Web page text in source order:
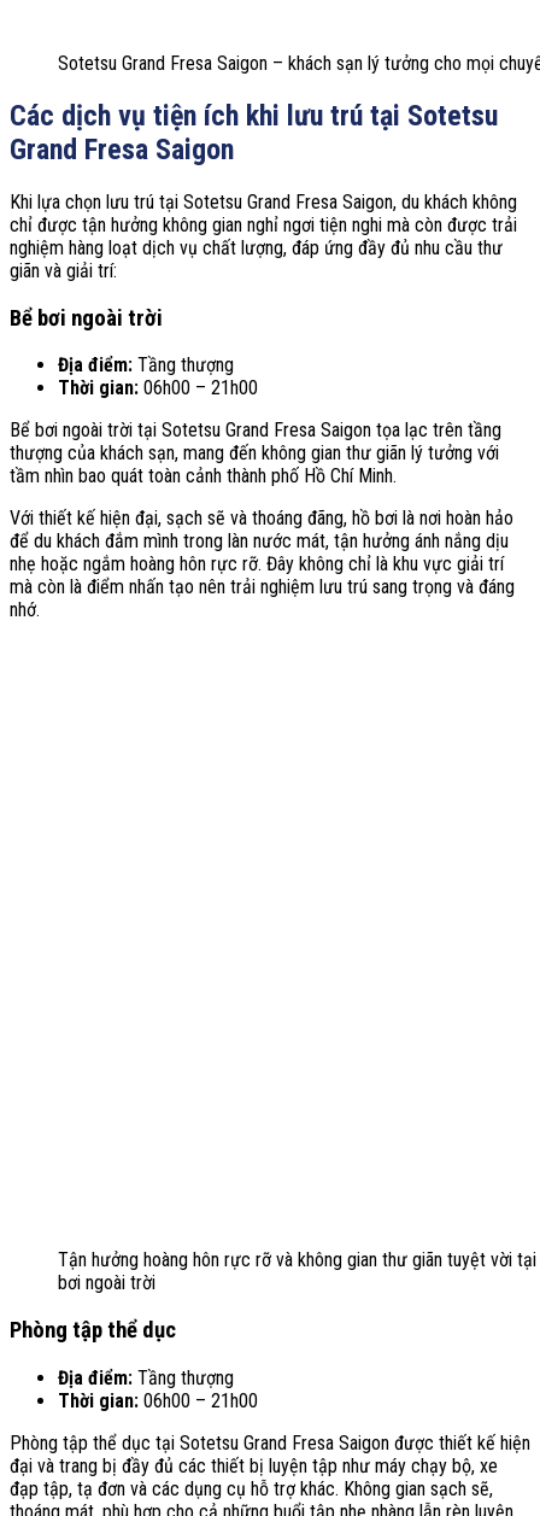
Sotetsu Grand Fresa Saigon – khách sạn lý tưởng cho mọi
Các dịch vụ tiện ích khi lưu trú tại Sotetsu
Grand Fresa Saigon
Khi lựa chọn lưu trú tại Sotetsu Grand Fresa Saigon, du khách không
chỉ được tận hưởng không gian nghỉ ngơi tiện nghi mà còn được trải
nghiệm hàng loạt dịch vụ chất lượng, đáp ứng đầy đủ nhu cầu thư
giãn và giải trí:
Bể bơi ngoài trời
Địa điểm: Tầng thượng
Thời gian: 06h00 – 21h00
Bể bơi ngoài trời tại Sotetsu Grand Fresa Saigon tọa lạc trên tầng
thượng của khách sạn, mang đến không gian thư giãn lý tưởng với
tầm nhìn bao quát toàn cảnh thành phố Hồ Chí Minh.
Với thiết kế hiện đại, sạch sẽ và thoáng đãng, hồ bơi là nơi hoàn hảo
để du khách đắm mình trong làn nước mát, tận hưởng ánh nắng dịu
nhẹ hoặc ngắm hoàng hôn rực rỡ. Đây không chỉ là khu vực giải trí
mà còn là điểm nhấn tạo nên trải nghiệm lưu trú sang trọng và đáng
nhớ.
Tận hưởng hoàng hôn rực rỡ và không gian thư giãn tuyệt vời
bơi ngoài trời
Phòng tập thể dục
Địa điểm: Tầng thượng
Thời gian: 06h00 – 21h00
Phòng tập thể dục tại Sotetsu Grand Fresa Saigon được thiết kế hiện
đại và trang bị đầy đủ các thiết bị luyện tập như máy chạy bộ, xe
đạp tập, tạ đơn và các dụng cụ hỗ trợ khác. Không gian sạch sẽ,
thoáng mát, phù hợp cho cả những buổi tập nhẹ nhàng lẫn rèn luyện